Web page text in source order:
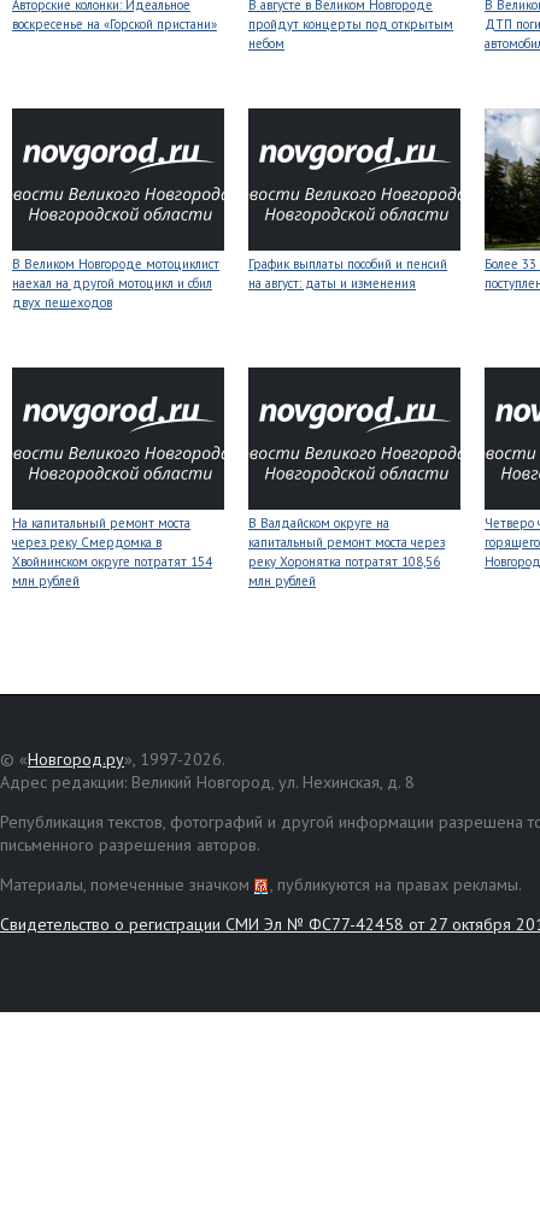
Авторские колонки: Идеальное
воскресенье на «Горской пристани»
В августе в Великом Новгороде
пройдут концерты под открытым
небом
В
ДТП
В Великом Новгороде мотоциклист
наехал на другой мотоцикл и сбил
двух пешеходов
График выплаты пособий и пенсий
на август: даты и изменения
Более 33
На капитальный ремонт моста
через реку Смердомка в
Хвойнинском округе потратят 154
млн рублей
В Валдайском округе на
капитальный ремонт моста через
реку Хоронятка потратят 108,56
млн рублей
Четверо
© «Новгород.ру», 1997-2026.
Адрес редакции: Великий Новгород, ул. Нехинская, д. 8
Републикация текстов, фотографий и другой информации разрешена
письменного разрешения авторов.
Материалы, помеченные значком
, публикуются на правах рекламы.
Свидетельство о регистрации СМИ Эл № ФС77-42458 от 27 октября